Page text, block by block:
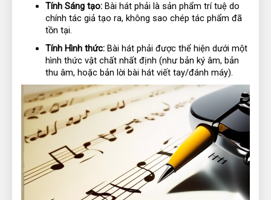
Tính Sáng tạo: Bài hát phải là sản phẩm trí tuệ do
chính tác giả tạo ra, không sao chép tác phẩm đã
tồn tại.
Tính Hình thức: Bài hát phải được thể hiện dưới một
hình thức vật chất nhất định (như bản ký âm, bản
thu âm, hoặc bản lời bài hát viết tay/đánh máy).